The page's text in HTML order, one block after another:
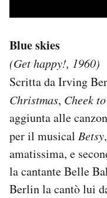
Blue skies
(Get happy!, 1960)
Scritta da Irving
Christmas, Cheek
aggiunta alle
per il musical Betsy
amatissima, e
la cantante Belle
Berlin la cantò lui